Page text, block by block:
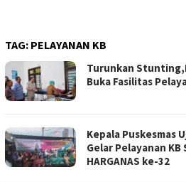
TAG: PELAYANAN KB
Turunkan
Buka Fasilitas
Kepala Puskesmas
Gelar Pelayanan
HARGANAS ke-32